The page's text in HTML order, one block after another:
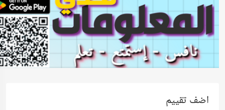
اضف تقييم